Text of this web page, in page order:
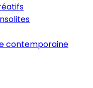
contemporaine